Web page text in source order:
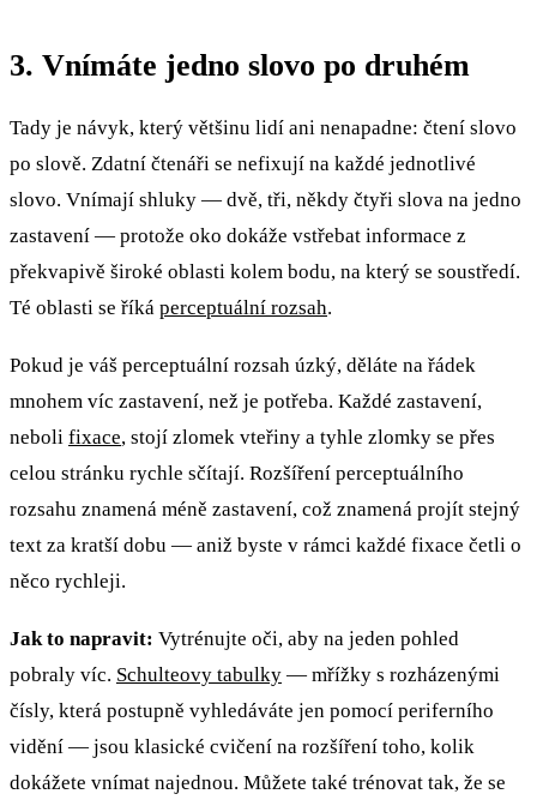
3. Vnímáte jedno slovo po druhém
Tady je návyk, který většinu lidí ani nenapadne: čtení slovo
po slově. Zdatní čtenáři se nefixují na každé jednotlivé
slovo. Vnímají shluky — dvě, tři, někdy čtyři slova na jedno
zastavení — protože oko dokáže vstřebat informace z
překvapivě široké oblasti kolem bodu, na který se soustředí.
Té oblasti se říká perceptuální rozsah.
Pokud je váš perceptuální rozsah úzký, děláte na řádek
mnohem víc zastavení, než je potřeba. Každé zastavení,
neboli fixace, stojí zlomek vteřiny a tyhle zlomky se přes
celou stránku rychle sčítají. Rozšíření perceptuálního
rozsahu znamená méně zastavení, což znamená projít stejný
text za kratší dobu — aniž byste v rámci každé fixace četli o
něco rychleji.
Jak to napravit: Vytrénujte oči, aby na jeden pohled
pobraly víc. Schulteovy tabulky — mřížky s rozházenými
čísly, která postupně vyhledáváte jen pomocí periferního
vidění — jsou klasické cvičení na rozšíření toho, kolik
dokážete vnímat najednou. Můžete také trénovat tak, že se